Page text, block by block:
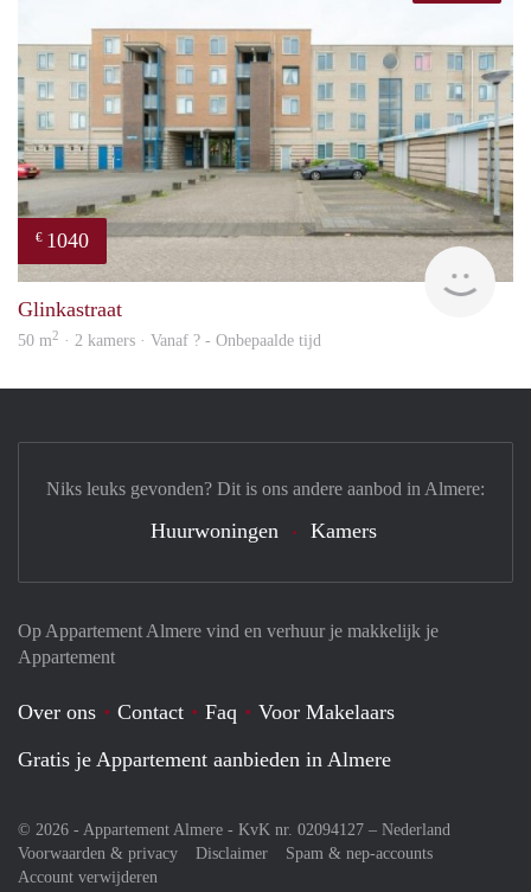
€ 1040
Glinkastraat
50 m2 · 2 kamers · Vanaf ? - Onbepaalde tijd
Op Appartement Almere vind en verhuur je makkelijk je
Appartement
Over ons Contact Faq
Voor Makelaars
Gratis je Appartement aanbieden in Almere
© 2026 - Appartement Almere - KvK nr. 02094127 – Nederland
Voorwaarden & privacy
Disclaimer
Spam & nep-accounts
Account verwijderen
Niks leuks gevonden? Dit is ons andere aanbod in Almere:
Huurwoningen Kamers